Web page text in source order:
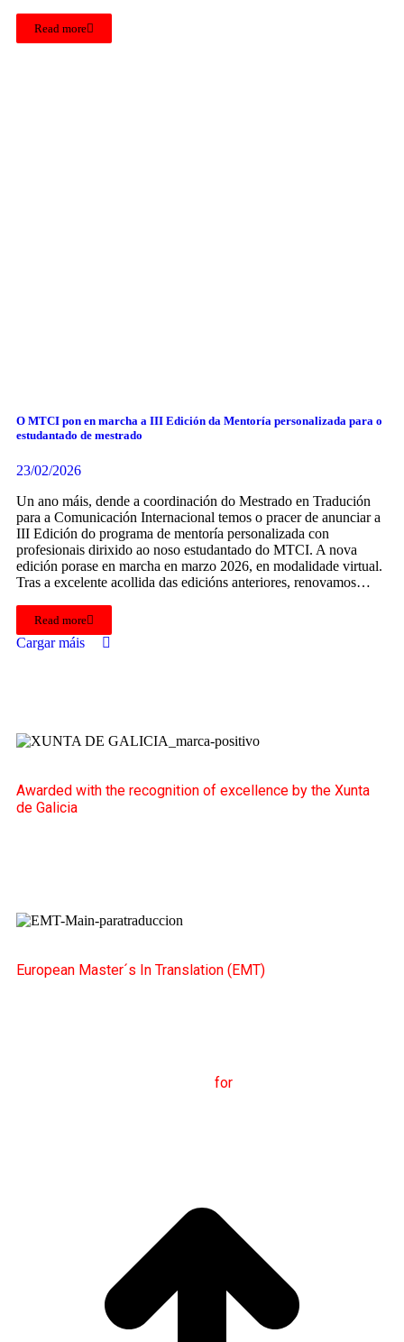
Read more
O MTCI pon en marcha a III Edición da Mentoría personalizada para o
estudantado de mestrado
23/02/2026
Un ano máis, dende a coordinación do Mestrado en Tradución
para a Comunicación Internacional temos o pracer de anunciar a
III Edición do programa de mentoría personalizada con
profesionais dirixido ao noso estudantado do MTCI. A nova
edición porase en marcha en marzo 2026, en modalidade virtual.
Tras a excelente acollida das edicións anteriores, renovamos…
Read more
Cargar máis
Awarded with the recognition of excellence by the Xunta
de Galicia
European Master´s In Translation (EMT)
for